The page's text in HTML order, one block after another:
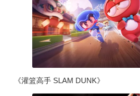
《灌篮高手 SLAM DUNK》